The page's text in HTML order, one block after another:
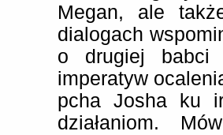
Megan, ale
dialogach
o drugiej babci
imperatyw
pcha Josha ku
działaniom.